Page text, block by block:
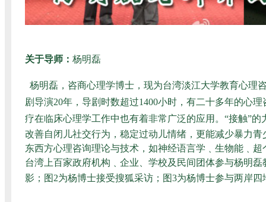
关于导师： 杨明磊
杨明磊 ，咨商心理学博士，现为台湾淡江大学教育心
剧导演20年，导剧时数超过1400小时，有二十多年的心
疗在临床心理学工作中也有着非常广泛的应用。 “接触”的
改善自闭儿社交行为，稳定过动儿情绪，更能减少暴力
东西方心理咨询理论与技术，如神经语言学﹑生物能﹑
台湾上百家政府机构﹑企业、学校及民间团体参与杨明
影；图2为杨博士接受搜狐采访；图3为杨博士参与两岸